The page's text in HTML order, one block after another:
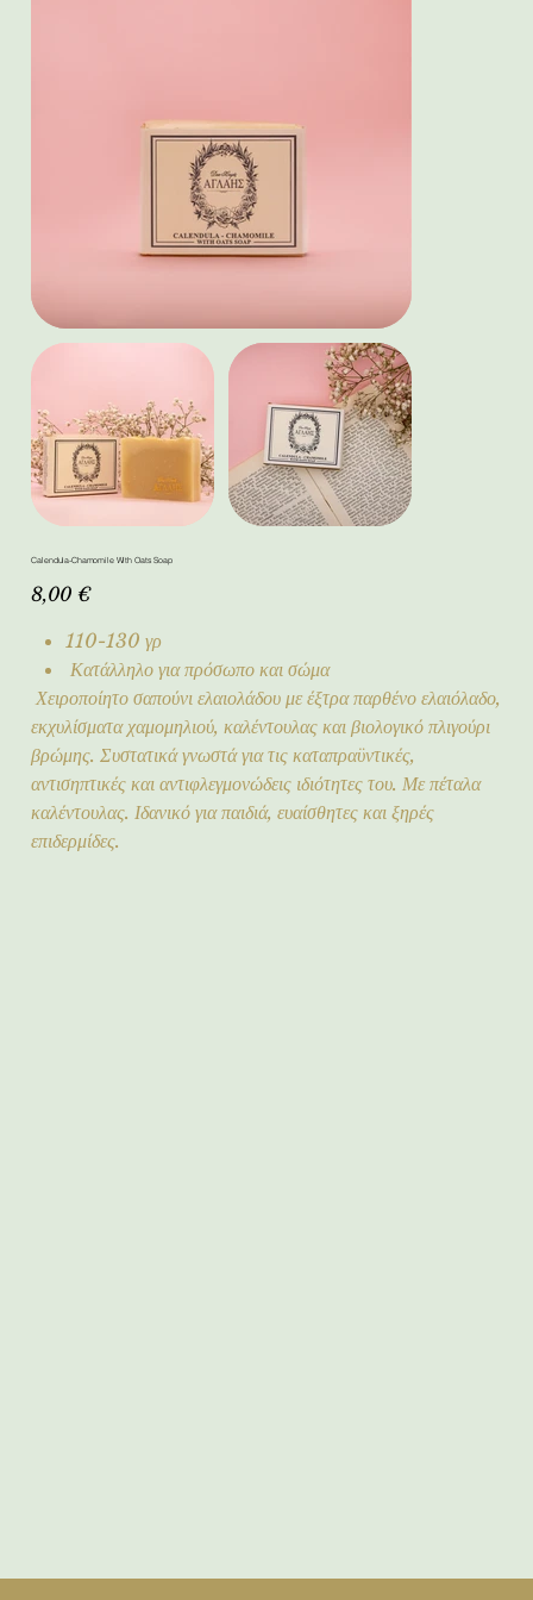
Calendula-Chamomile With Oats Soap
Τιμή
8,00 €
110-130 γρ
Κατάλληλο για πρόσωπο και σώμα
Χειροποίητο σαπούνι ελαιολάδου με έξτρα παρθένο ελαιόλαδο,
εκχυλίσματα χαμομηλιού, καλέντουλας και βιολογικό πλιγούρι
βρώμης. Συστατικά γνωστά για τις καταπραϋντικές,
αντισηπτικές και αντιφλεγμονώδεις ιδιότητες του. Με πέταλα
καλέντουλας. Ιδανικό για παιδιά, ευαίσθητες και ξηρές
επιδερμίδες.